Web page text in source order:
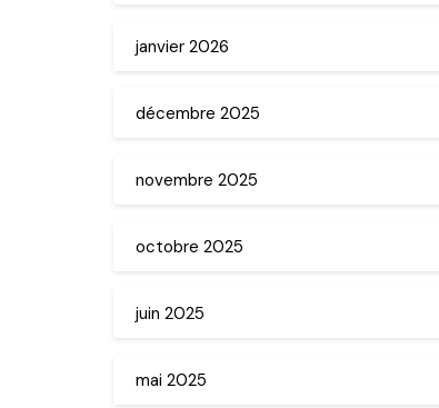
janvier 2026
décembre 2025
novembre 2025
octobre 2025
juin 2025
mai 2025